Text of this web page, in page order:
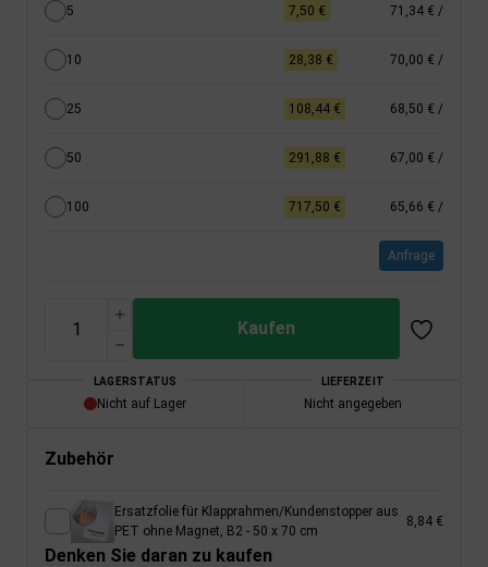
5 7,50 € 71,34 € /
10 28,38 € 70,00 € /
25 108,44 € 68,50 € /
50 291,88 € 67,00 € /
100 717,50 € 65,66 € /
Anfrage
Kaufen
LAGERSTATUS
Nicht auf Lager
LIEFERZEIT
Nicht angegeben
Zubehör
Ersatzfolie für Klapprahmen/Kundenstopper aus
PET ohne Magnet, B2 - 50 x 70 cm
8,84 €
Denken Sie daran zu kaufen